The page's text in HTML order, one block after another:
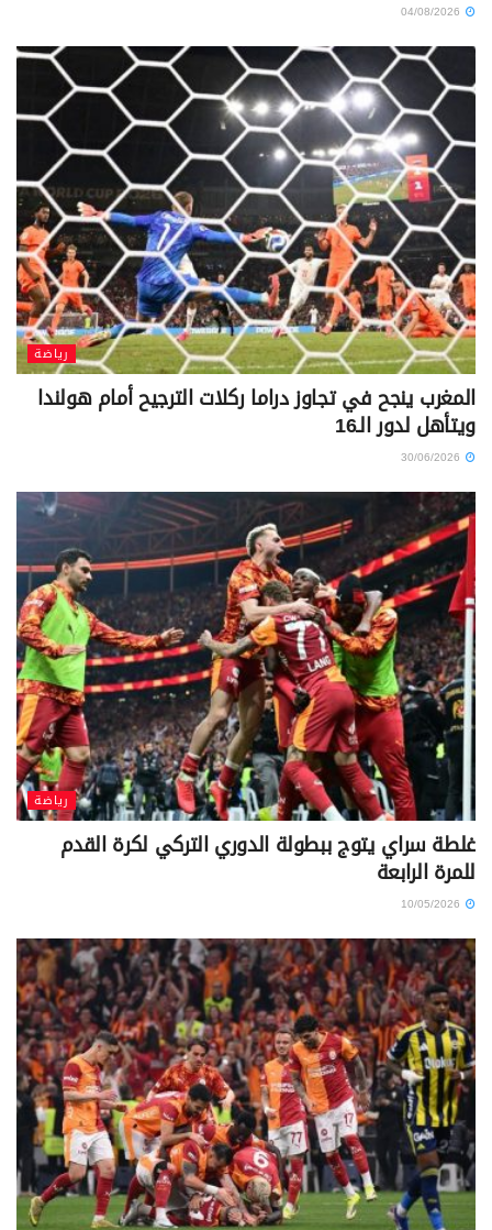
رياضة
المغرب ينجح في تجاوز دراما ركلات الترجيح أمام هولندا
ويتأهل لدور الـ16
رياضة
غلطة سراي يتوج ببطولة الدوري التركي لكرة القدم
للمرة الرابعة